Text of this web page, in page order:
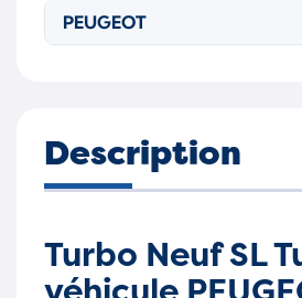
PEUGEOT
Description
Turbo Neuf SL